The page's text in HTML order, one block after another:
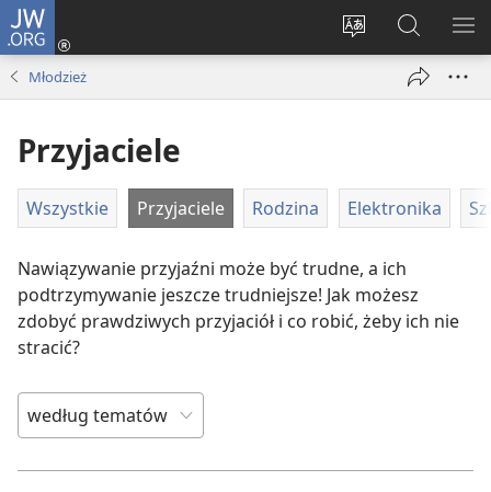
JW.ORG
Wybór
Logowanie
(opens
Szukaj
na
JW.ORG
Młodzież
Przyjaciele
Wszystkie Przyjaciele Rodzina Elektronika
Nawiązywanie przyjaźni może być trudne, a ich
podtrzymywanie jeszcze trudniejsze! Jak możesz
zdobyć prawdziwych przyjaciół i co robić, żeby ich nie
stracić?